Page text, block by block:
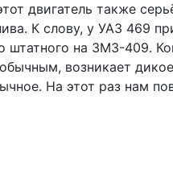
двигатель также
К слову, у УАЗ 469
штатного на ЗМЗ-409.
возникает
На этот раз нам